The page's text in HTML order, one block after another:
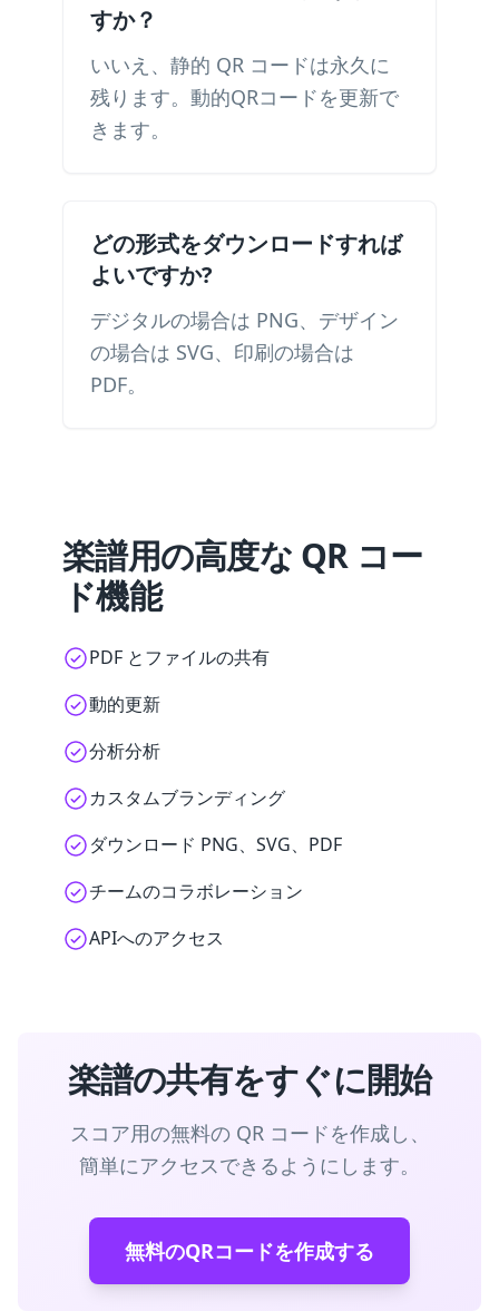
すか？
いいえ、静的 QR コードは永久に
残ります。動的QRコードを更新で
きます。
どの形式をダウンロードすれば
よいですか?
デジタルの場合は PNG、デザイン
の場合は SVG、印刷の場合は
PDF。
楽譜用の高度な QR コー
ド機能
PDF とファイルの共有
動的更新
分析分析
カスタムブランディング
ダウンロード PNG、SVG、PDF
チームのコラボレーション
APIへのアクセス
楽譜の共有をすぐに開始
スコア用の無料の QR コードを作成し、
簡単にアクセスできるようにします。
無料のQRコードを作成する